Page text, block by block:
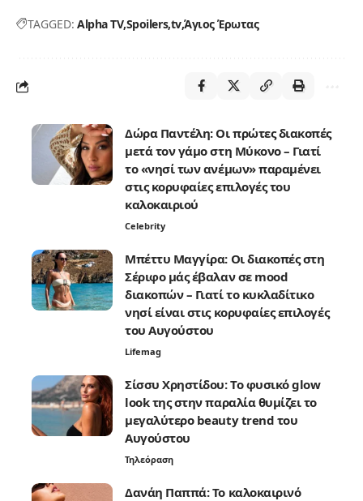
TAGGED: Alpha TVSpoilers tvΆγιος Έρωτας
Δώρα Παντέλη: Οι πρώτες διακοπές
μετά τον γάμο στη Μύκονο – Γιατί
το «νησί των ανέμων» παραμένει
στις κορυφαίες επιλογές του
καλοκαιριού
Celebrity
Μπέττυ Μαγγίρα: Οι διακοπές στη
Σέριφο μάς έβαλαν σε mood
διακοπών – Γιατί το κυκλαδίτικο
νησί είναι στις κορυφαίες επιλογές
του Αυγούστου
Lifemag
Σίσσυ Χρηστίδου: Το φυσικό glow
look της στην παραλία θυμίζει το
μεγαλύτερο beauty trend του
Αυγούστου
Τηλεόραση
Δανάη Παππά: Το καλοκαιρινό